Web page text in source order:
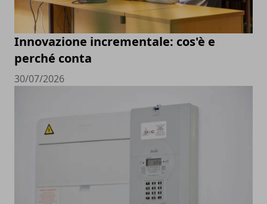
Innovazione incrementale: cos'è e
perché conta
30/07/2026